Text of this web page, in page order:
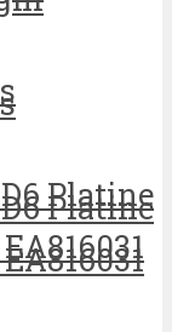
Platine
Platine